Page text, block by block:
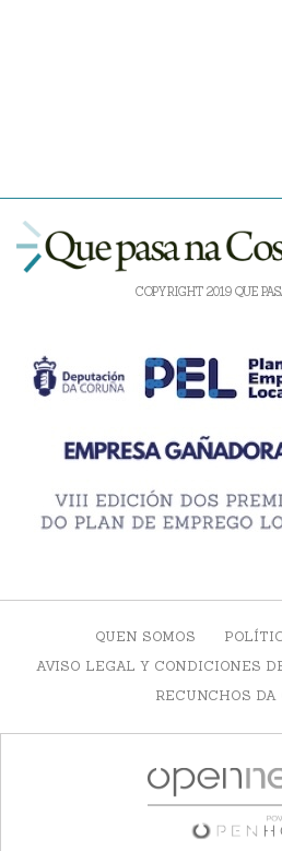
COPYRIGHT 2019 QUE
QUEN SOMOS
AVISO LEGAL Y CONDICIONES
RECUNCHOS DA